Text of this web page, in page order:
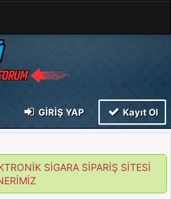
GIRIŞ YAP Kayıt Ol
SİGARA SİPARİŞ SİTESİ